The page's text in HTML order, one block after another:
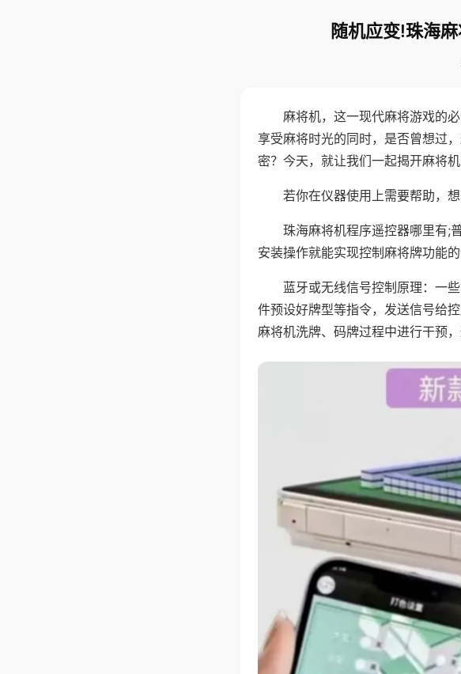
随机应变!珠海
麻将机，这一现代麻将游戏的
享受麻将时光的同时，是否曾想过
密？今天，就让我们一起揭开麻将
若你在仪器使用上需要帮助，
珠海麻将机程序遥控器哪里有;
安装操作就能实现控制麻将牌功能的
蓝牙或无线信号控制原理：一
件预设好牌型等指令，发送信号给
麻将机洗牌、码牌过程中进行干预，